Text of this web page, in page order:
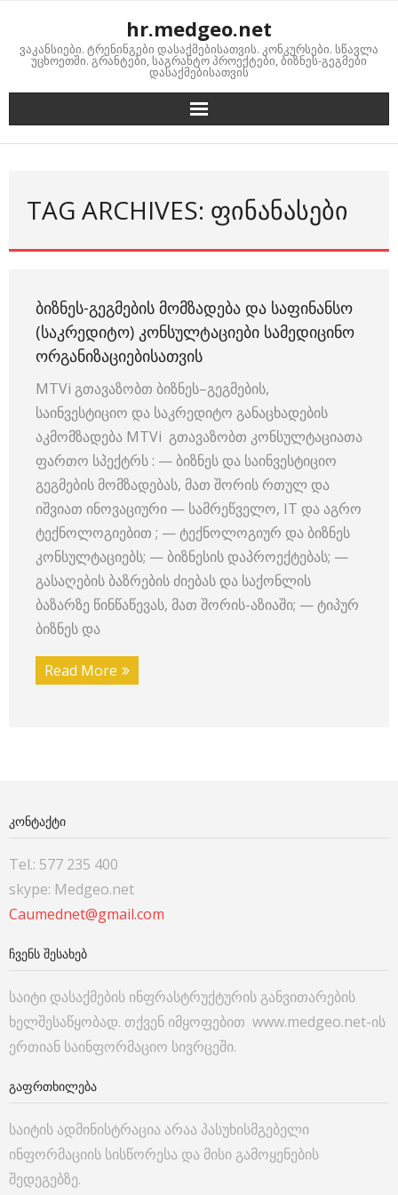
content
hr.medgeo.net
ვაკანსიები. ტრენინგები დასაქმებისათვის. კონკურსები. სწავლა
უცხოეთში. გრანტები, საგრანტო პროექტები, ბიზნეს-გეგმები
დასაქმებისათვის
TAG ARCHIVES: ᲤᲘᲜᲐᲜᲐᲡᲔᲑᲘ
ᲑᲘᲖᲜᲔᲡ-ᲒᲔᲒᲛᲔᲑᲘᲡ ᲛᲝᲛᲖᲐᲓᲔᲑᲐ ᲓᲐ ᲡᲐᲤᲘᲜᲐᲜᲡᲝ
(ᲡᲐᲙᲠᲔᲓᲘᲢᲝ) ᲙᲝᲜᲡᲣᲚᲢᲐᲪᲘᲔᲑᲘ ᲡᲐᲛᲔᲓᲘᲪᲘᲜᲝ
ᲝᲠᲒᲐᲜᲘᲖᲐᲪᲘᲔᲑᲘᲡᲐᲗᲕᲘᲡ
MTVi გთავაზობთ ბიზნეს–გეგმების,
საინვესტიციო და საკრედიტო განაცხადების
აკმომზადება MTVi გთავაზობთ კონსულტაციათა
ფართო სპექტრს : — ბიზნეს და საინვესტიციო
გეგმების მომზადებას, მათ შორის რთულ და
იშვიათ ინოვაციური — სამრეწველო, IT და აგრო
ტექნოლოგიებით ; — ტექნოლოგიურ და ბიზნეს
კონსულტაციებს; — ბიზნესის დაპროექტებას; —
გასაღების ბაზრების ძიებას და საქონლის
ბაზარზე წინწაწევას, მათ შორის-აზიაში; — ტიპურ
ბიზნეს და
Read More
ᲙᲝᲜᲢᲐᲥᲢᲘ
Tel.: 577 235 400
skype: Medgeo.net
Caumednet@gmail.com
ᲩᲕᲔᲜᲡ ᲨᲔᲡᲐᲮᲔᲑ
საიტი დასაქმების ინფრასტრუქტურის განვითარების
ხელშესაწყობად. თქვენ იმყოფებით www.medgeo.net-ის
ერთიან საინფორმაციო სივრცეში.
ᲒᲐᲤᲠᲗᲮᲘᲚᲔᲑᲐ
საიტის ადმინისტრაცია არაა პასუხისმგებელი
ინფორმაციის სისწორესა და მისი გამოყენების
შედეგებზე.